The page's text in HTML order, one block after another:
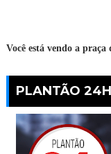
Você está vendo a
PLANTÃO 24H